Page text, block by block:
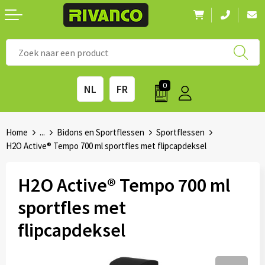
NL FR 0
Kantoorartikelen
Outdoor & vrije tijd
Technologie & Accessoires
◼ Eco-producten
◼ Survival gear
◼ Beurzen
◼ Feestdagen
Home ... Bidons en Sportflessen
Sportflessen
H2O Active® Tempo 700 ml sportfles met flipcapdeksel
H2O Active® Tempo 700 ml
sportfles met
flipcapdeksel